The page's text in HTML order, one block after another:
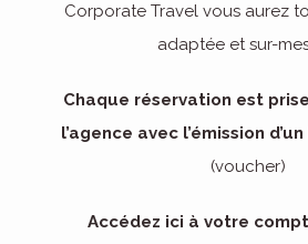
Corporate Travel vous aurez
adaptée et sur-
Chaque réservation est
l’agence avec l’émission
(voucher)
Accédez ici à votre